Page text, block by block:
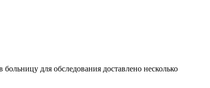
для обследования доставлено несколько